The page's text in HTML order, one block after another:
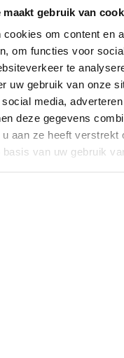
maakt gebruik van
cookies om content en
om functies voor
te
uw gebruik van onze
media,
deze gegevens
aan ze heeft verstrekt
van uw gebruik
| Ancona 3-Phase
Login for prices
GU10 Track Light